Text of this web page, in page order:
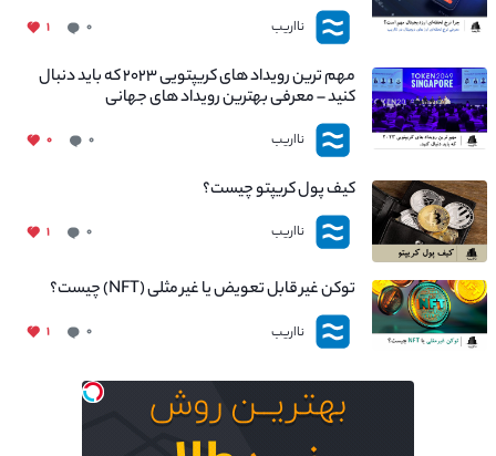
نااریب ۰ ۱
مهم ترین رویداد های کریپتویی ۲۰۲۳ که باید دنبال
کنید – معرفی بهترین رویداد های جهانی
نااریب ۰ ۰
کیف پول کریپتو چیست؟
نااریب ۰ ۱
توکن غیر قابل تعویض یا غیر مثلی (NFT) چیست؟
نااریب ۰ ۱